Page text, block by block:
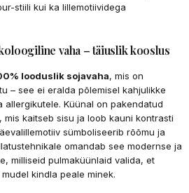
stiili kui ka lillemotiividega
vaha – täiuslik kooslus
looduslik sojavaha, mis on
– see ei eralda põlemisel kahjulikke
allergikutele. Küünal on pakendatud
kaitseb sisu ja loob kauni kontrasti
sümboliseerib rõõmu ja
omandab see modernse ja
milliseid pulmaküünlaid valida, et
kindla peale minek.